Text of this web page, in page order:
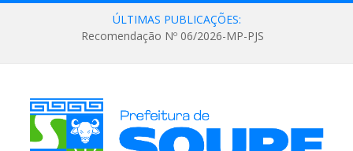
ÚLTIMAS PUBLICAÇÕES:
Recomendação Nº 06/2026-MP-PJS